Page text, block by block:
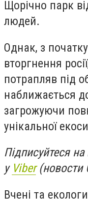
Щорічно парк
людей.
Однак, з
вторгнення
потрапляв під
наближається
загрожуючи
унікальної
Підписуйтеся
у Viber(новости
Вчені та